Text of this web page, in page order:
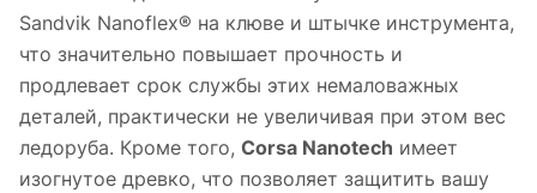
Sandvik Nanoflex® на клюве и штычке инструмента,
что значительно повышает прочность и
продлевает срок службы этих немаловажных
деталей, практически не увеличивая при этом вес
ледоруба. Кроме того, Corsa Nanotech имеет
изогнутое древко, что позволяет защитить вашу